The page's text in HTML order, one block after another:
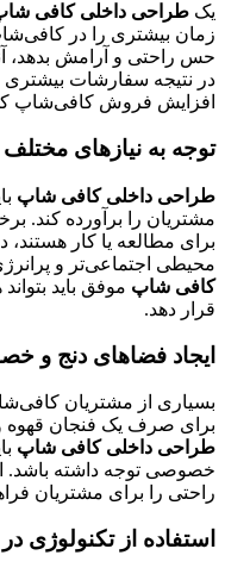
یک طراحی داخلی کافی
زمان بیشتری را در
حس راحتی و آرامش بدهد،
در نتیجه سفارشات بیشتری
افزایش فروش کافی‌شاپ
توجه به نیازهای
طراحی داخلی کافی شاپ
مشتریان را برآورده کند.
برای مطالعه یا کار
محیطی اجتماعی‌تر و
کافی شاپ موفق باید
قرار دهد.
ایجاد فضاهای دنج و
بسیاری از مشتریان
برای صرف یک فنجان قهوه
طراحی داخلی کافی شاپ
خصوصی توجه داشته باشد.
راحتی را برای مشتریان
استفاده از